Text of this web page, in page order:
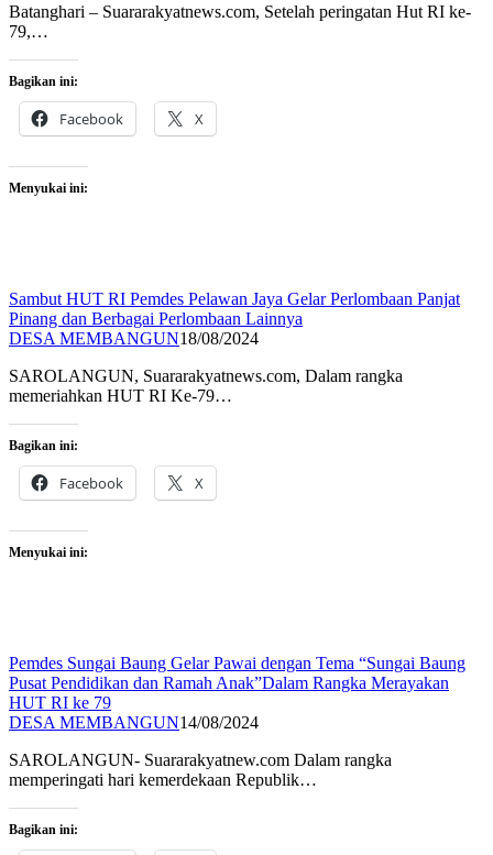
Batanghari – Suararakyatnews.com, Setelah peringatan Hut RI ke-
79,…
Bagikan ini:
Facebook X
Menyukai ini:
Sambut HUT RI Pemdes Pelawan Jaya Gelar Perlombaan Panjat
Pinang dan Berbagai Perlombaan Lainnya
DESA MEMBANGUN18/08/2024
SAROLANGUN, Suararakyatnews.com, Dalam rangka
memeriahkan HUT RI Ke-79…
Bagikan ini:
Facebook X
Menyukai ini:
Pemdes Sungai Baung Gelar Pawai dengan Tema “Sungai Baung
Pusat Pendidikan dan Ramah Anak”Dalam Rangka Merayakan
HUT RI ke 79
DESA MEMBANGUN14/08/2024
SAROLANGUN- Suararakyatnew.com Dalam rangka
memperingati hari kemerdekaan Republik…
Bagikan ini: